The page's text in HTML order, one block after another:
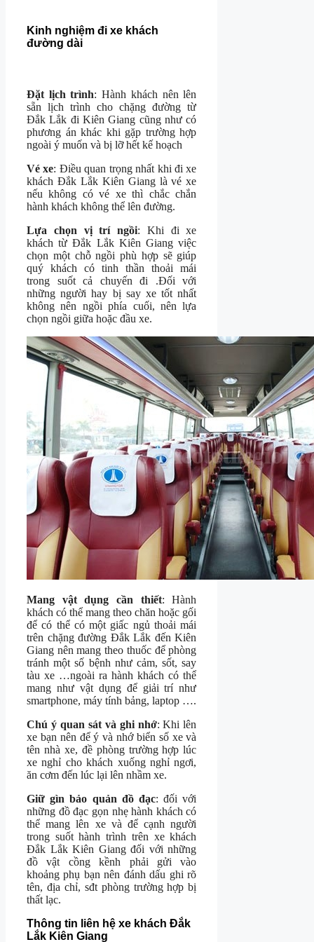
Kinh nghiệm đi xe khách
đường dài
Đặt lịch trình: Hành khách nên lên
sẵn lịch trình cho chặng đường từ
Đắk Lắk đi Kiên Giang cũng như có
phương án khác khi gặp trường hợp
ngoài ý muốn và bị lỡ hết kế hoạch
Vé xe: Điều quan trọng nhất khi đi xe
khách Đắk Lắk Kiên Giang là vé xe
nếu không có vé xe thì chắc chắn
hành khách không thể lên đường.
Lựa chọn vị trí ngồi: Khi đi xe
khách từ Đắk Lắk Kiên Giang việc
chọn một chỗ ngồi phù hợp sẽ giúp
quý khách có tinh thần thoải mái
trong suốt cả chuyến đi .Đối với
những người hay bị say xe tốt nhất
không nên ngồi phía cuối, nên lựa
chọn ngồi giữa hoặc đầu xe.
Mang vật dụng cần thiết: Hành
khách có thể mang theo chăn hoặc gối
để có thể có một giấc ngủ thoải mái
trên chặng đường Đắk Lắk đến Kiên
Giang nên mang theo thuốc để phòng
tránh một số bệnh như cảm, sốt, say
tàu xe …ngoài ra hành khách có thể
mang như vật dụng để giải trí như
smartphone, máy tính bảng, laptop ….
Chú ý quan sát và ghi nhớ: Khi lên
xe bạn nên để ý và nhớ biển số xe và
tên nhà xe, đề phòng trường hợp lúc
xe nghỉ cho khách xuống nghỉ ngơi,
ăn cơm đến lúc lại lên nhầm xe.
Giữ gìn bảo quản đồ đạc: đối với
những đồ đạc gọn nhẹ hành khách có
thể mang lên xe và để cạnh người
trong suốt hành trình trên xe khách
Đắk Lắk Kiên Giang đối với những
đồ vật cồng kềnh phải gửi vào
khoảng phụ bạn nên đánh dấu ghi rõ
tên, địa chỉ, sđt phòng trường hợp bị
thất lạc.
Thông tin liên hệ xe khách Đắk
Lắk Kiên Giang